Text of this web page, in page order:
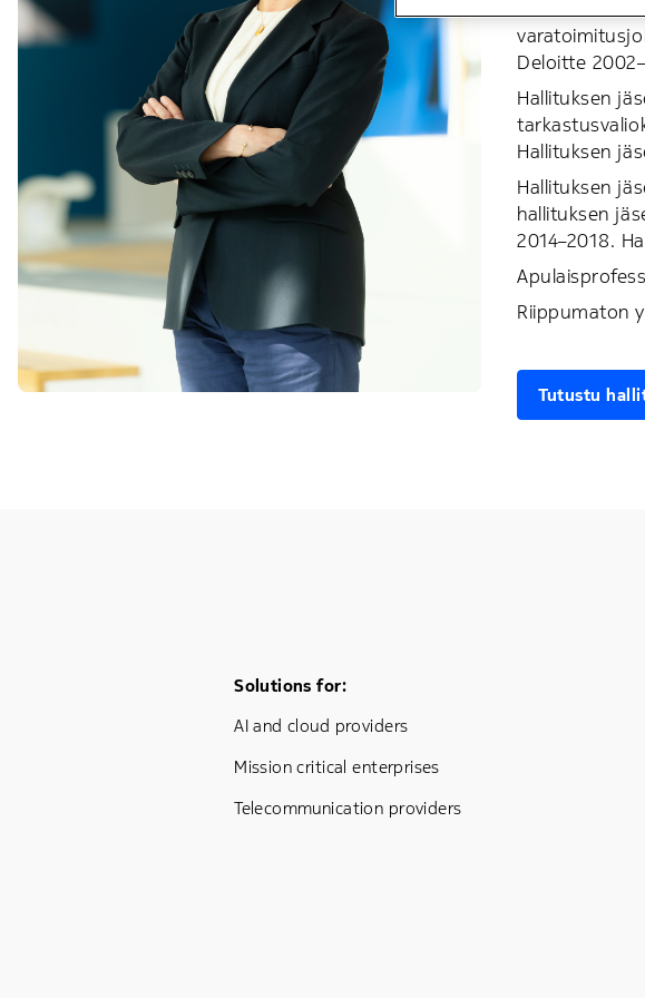
Konsernin
Deloitte
Hallituksen
Hallituksen
Hallituksen
hallituksen
2014–2018.
Riippumaton
Tutustu
Footer Menu One
Solutions for:
AI and cloud providers
Mission critical enterprises
Telecommunication providers